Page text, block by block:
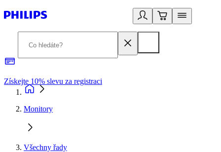
Získejte 10% slevu za registraci
Monitory
Všechny řady